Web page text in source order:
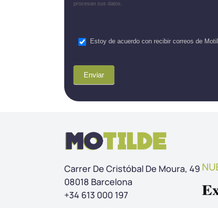
procesan sus datos.
Estoy de acuerdo con recibir correos de
Enviar
Carrer De Cristóbal De Moura, 49
08018 Barcelona
+34 613 000 197